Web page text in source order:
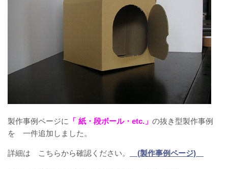
製作事例ページに 「 紙・段ボール・etc.」 の抜き型製作事例
を 一件追加しました。
詳細は こちらから確認ください。 (製作事例ページ)